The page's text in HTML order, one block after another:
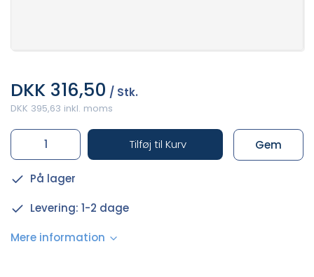
DKK 316,50 / Stk.
DKK 395,63 inkl. moms
Tilføj til Kurv Gem
På lager
Levering: 1-2 dage
Mere information